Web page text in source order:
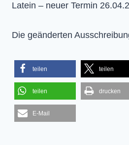
Latein – neuer Termin
Die geänderten
teilen teilen
teilen drucken
E-Mail